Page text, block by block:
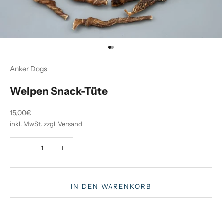
Gehe zu Element 1
Gehe zu Element 2
Anker Dogs
Welpen Snack-Tüte
Angebot
15,00€
inkl. MwSt. zzgl. Versand
IN DEN WARENKORB